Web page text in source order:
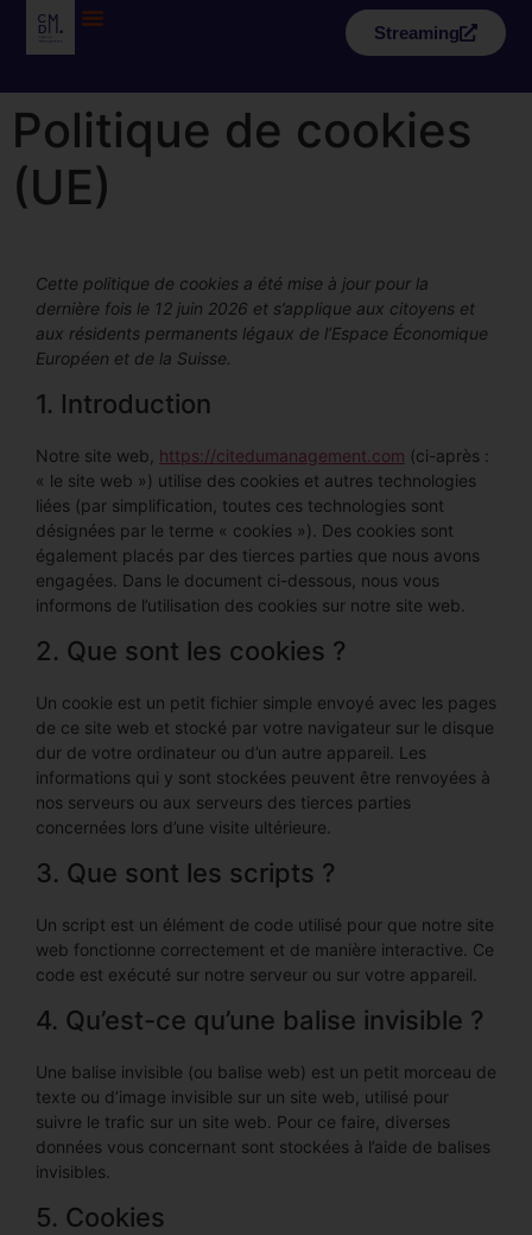
Streaming
Politique de cookies
(UE)
Cette politique de cookies a été mise à jour pour la
dernière fois le 12 juin 2026 et s’applique aux citoyens et
aux résidents permanents légaux de l’Espace Économique
Européen et de la Suisse.
1. Introduction
Notre site web, https://citedumanagement.com (ci-après :
« le site web ») utilise des cookies et autres technologies
liées (par simplification, toutes ces technologies sont
désignées par le terme « cookies »). Des cookies sont
également placés par des tierces parties que nous avons
engagées. Dans le document ci-dessous, nous vous
informons de l’utilisation des cookies sur notre site web.
2. Que sont les cookies ?
Un cookie est un petit fichier simple envoyé avec les pages
de ce site web et stocké par votre navigateur sur le disque
dur de votre ordinateur ou d’un autre appareil. Les
informations qui y sont stockées peuvent être renvoyées à
nos serveurs ou aux serveurs des tierces parties
concernées lors d’une visite ultérieure.
3. Que sont les scripts ?
Un script est un élément de code utilisé pour que notre site
web fonctionne correctement et de manière interactive. Ce
code est exécuté sur notre serveur ou sur votre appareil.
4. Qu’est-ce qu’une balise invisible ?
Une balise invisible (ou balise web) est un petit morceau de
texte ou d’image invisible sur un site web, utilisé pour
suivre le trafic sur un site web. Pour ce faire, diverses
données vous concernant sont stockées à l’aide de balises
invisibles.
5. Cookies